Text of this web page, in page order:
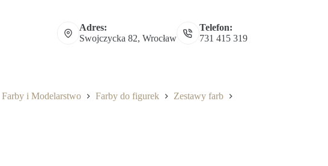
Adres:
Swojczycka 82, Wrocław
Telefon:
731 415 319
Farby i Modelarstwo Farby do figurek
Zestawy farb